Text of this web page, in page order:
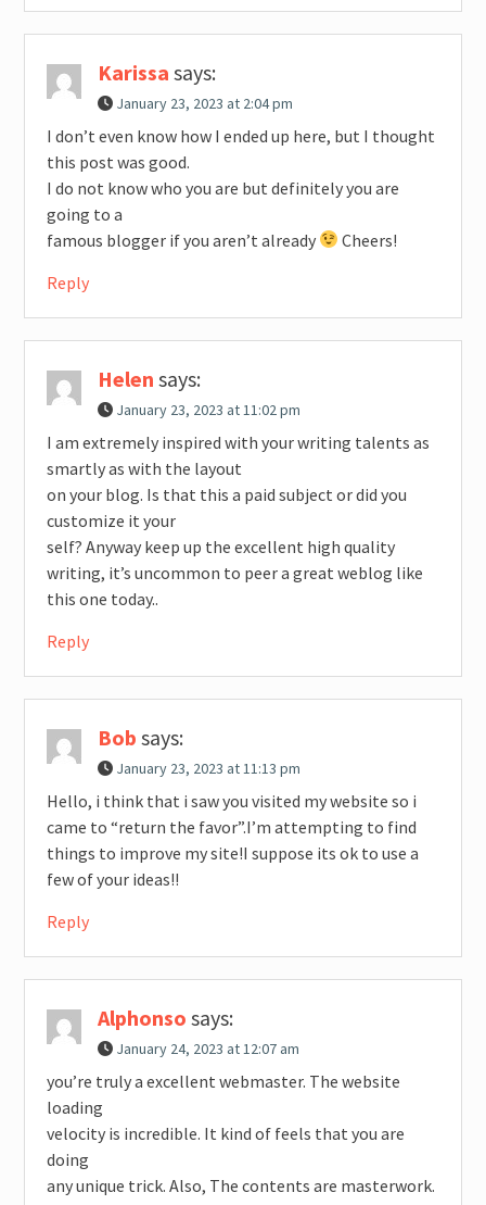
Karissa says:
January 23, 2023 at 2:04 pm
I don’t even know how I ended up here, but I thought
this post was good.
I do not know who you are but definitely you are
going to a
famous blogger if you aren’t already
Cheers!
Reply
Helen says:
January 23, 2023 at 11:02 pm
I am extremely inspired with your writing talents as
smartly as with the layout
on your blog. Is that this a paid subject or did you
customize it your
self? Anyway keep up the excellent high quality
writing, it’s uncommon to peer a great weblog like
this one today..
Reply
Bob says:
January 23, 2023 at 11:13 pm
Hello, i think that i saw you visited my website so i
came to “return the favor”.I’m attempting to find
things to improve my site!I suppose its ok to use a
few of your ideas!!
Reply
Alphonso says:
January 24, 2023 at 12:07 am
you’re truly a excellent webmaster. The website
loading
velocity is incredible. It kind of feels that you are
doing
any unique trick. Also, The contents are masterwork.